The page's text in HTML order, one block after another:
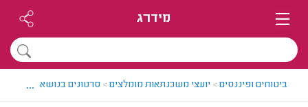
מידרג
ביטוחים ופיננסים> יועצי משכנתאות מומלצים> סרטונים בנושא ייעוץ
...